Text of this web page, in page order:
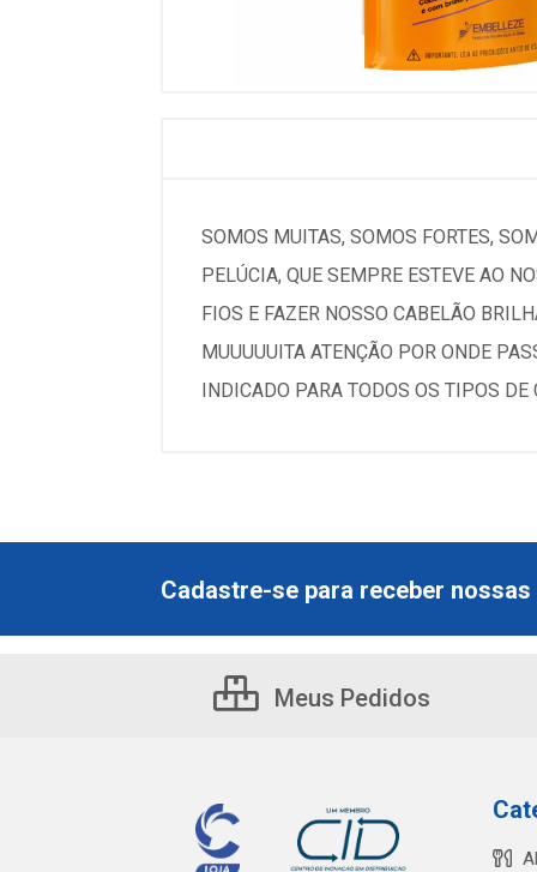
SOMOS MUITAS, SOMOS FORTES,
PELÚCIA, QUE SEMPRE ESTEVE AO
FIOS E FAZER NOSSO CABELÃO
MUUUUUITA ATENÇÃO POR ONDE
INDICADO PARA TODOS OS TIPOS DE
Cadastre-se para receber
Meus Pedidos